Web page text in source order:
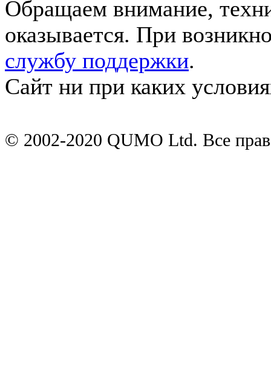
Обращаем внимание,
оказывается. При
службу поддержки.
Сайт ни при каких
© 2002-2020 QUMO Ltd. Все